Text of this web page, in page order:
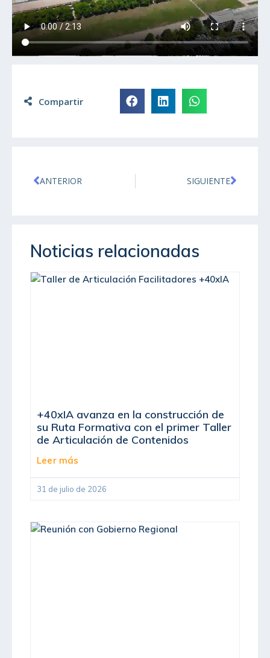
Compartir
ANTERIOR SIGUIENTE
Noticias relacionadas
+40xIA avanza en la construcción de
su Ruta Formativa con el primer Taller
de Articulación de Contenidos
Leer más
31 de julio de 2026